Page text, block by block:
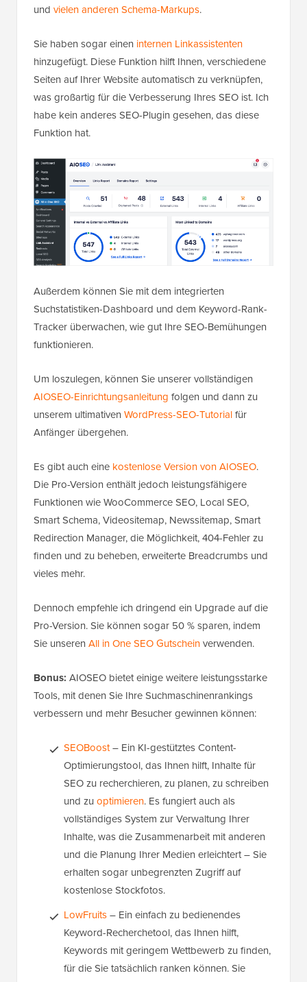
und vielen anderen Schema-Markups.
Sie haben sogar einen internen Linkassistenten
hinzugefügt. Diese Funktion hilft Ihnen, verschiedene
Seiten auf Ihrer Website automatisch zu verknüpfen,
was großartig für die Verbesserung Ihres SEO ist. Ich
habe kein anderes SEO-Plugin gesehen, das diese
Funktion hat.
Außerdem können Sie mit dem integrierten
Suchstatistiken-Dashboard und dem Keyword-Rank-
Tracker überwachen, wie gut Ihre SEO-Bemühungen
funktionieren.
Um loszulegen, können Sie unserer vollständigen
AIOSEO-Einrichtungsanleitung folgen und dann zu
unserem ultimativen WordPress-SEO-Tutorialfür
Anfänger übergehen.
Es gibt auch eine kostenlose Version von AIOSEO.
Die Pro-Version enthält jedoch leistungsfähigere
Funktionen wie WooCommerce SEO, Local SEO,
Smart Schema, Videositemap, Newssitemap, Smart
Redirection Manager, die Möglichkeit, 404-Fehler zu
finden und zu beheben, erweiterte Breadcrumbs und
vieles mehr.
Dennoch empfehle ich dringend ein Upgrade auf die
Pro-Version. Sie können sogar 50 % sparen, indem
Sie unseren All in One SEO Gutscheinverwenden.
Bonus: AIOSEO bietet einige weitere leistungsstarke
Tools, mit denen Sie Ihre Suchmaschinenrankings
verbessern und mehr Besucher gewinnen können:
SEOBoost– Ein KI-gestütztes Content-
Optimierungstool, das Ihnen hilft, Inhalte für
SEO zu recherchieren, zu planen, zu schreiben
und zu optimieren. Es fungiert auch als
vollständiges System zur Verwaltung Ihrer
Inhalte, was die Zusammenarbeit mit anderen
und die Planung Ihrer Medien erleichtert – Sie
erhalten sogar unbegrenzten Zugriff auf
kostenlose Stockfotos.
LowFruits– Ein einfach zu bedienendes
Keyword-Recherchetool, das Ihnen hilft,
Keywords mit geringem Wettbewerb zu finden,
für die Sie tatsächlich ranken können. Sie